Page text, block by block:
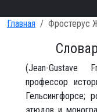
Главная Фростерус
(Jean-Gustave
профессор
Гельсингфорсе;